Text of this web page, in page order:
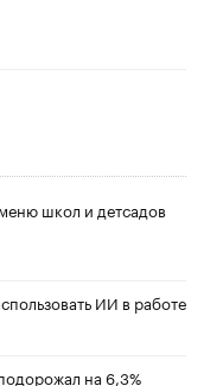
школ и детсадов
ИИ в работе
на 6,3%